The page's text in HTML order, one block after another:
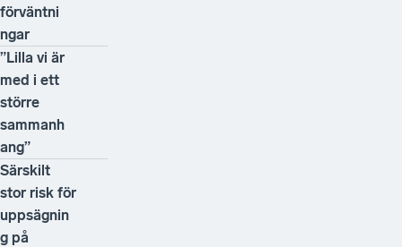
förväntni
ngar
”Lilla vi är
med i ett
större
sammanh
ang”
Särskilt
stor risk för
uppsägnin
g på